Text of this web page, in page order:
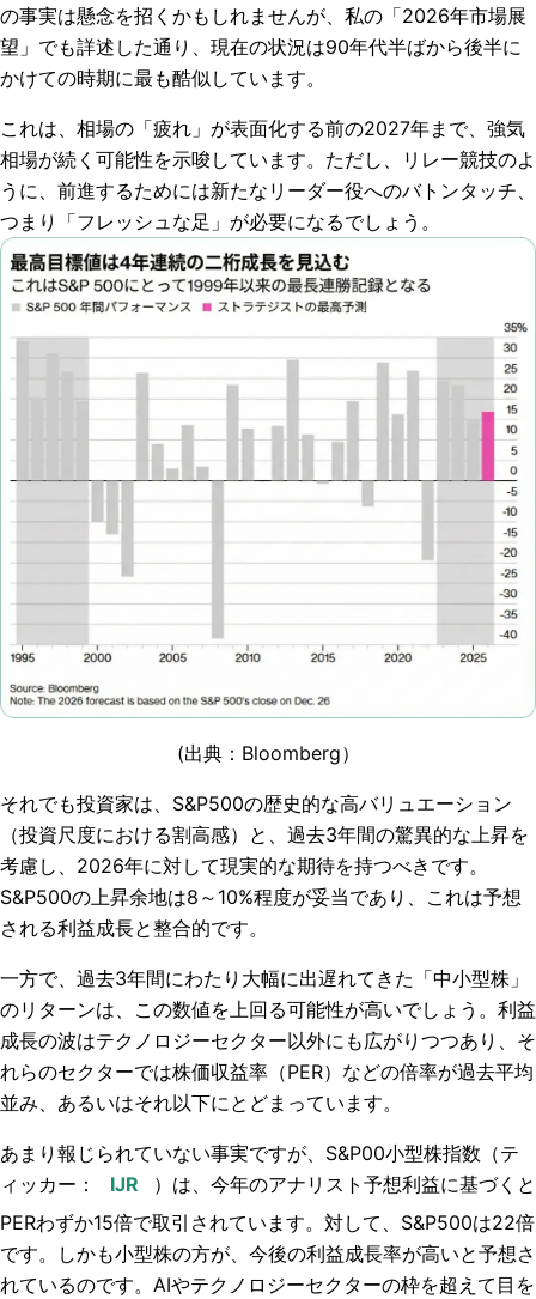
の事実は懸念を招くかもしれませんが、私の「2026年市場展
望」でも詳述した通り、現在の状況は90年代半ばから後半に
かけての時期に最も酷似しています。
これは、相場の「疲れ」が表面化する前の2027年まで、強気
相場が続く可能性を示唆しています。ただし、リレー競技のよ
うに、前進するためには新たなリーダー役へのバトンタッチ、
つまり「フレッシュな足」が必要になるでしょう。
(出典：Bloomberg）
それでも投資家は、S&P500の歴史的な高バリュエーション
（投資尺度における割高感）と、過去3年間の驚異的な上昇を
考慮し、2026年に対して現実的な期待を持つべきです。
S&P500の上昇余地は8～10%程度が妥当であり、これは予想
される利益成長と整合的です。
一方で、過去3年間にわたり大幅に出遅れてきた「中小型株」
のリターンは、この数値を上回る可能性が高いでしょう。利益
成長の波はテクノロジーセクター以外にも広がりつつあり、そ
れらのセクターでは株価収益率（PER）などの倍率が過去平均
並み、あるいはそれ以下にとどまっています。
あまり報じられていない事実ですが、S&P00小型株指数（テ
ィッカー：
）は、今年のアナリスト予想利益に基づくと
PERわずか15倍で取引されています。対して、S&P500は22倍
です。しかも小型株の方が、今後の利益成長率が高いと予想さ
れているのです。AIやテクノロジーセクターの枠を超えて目を